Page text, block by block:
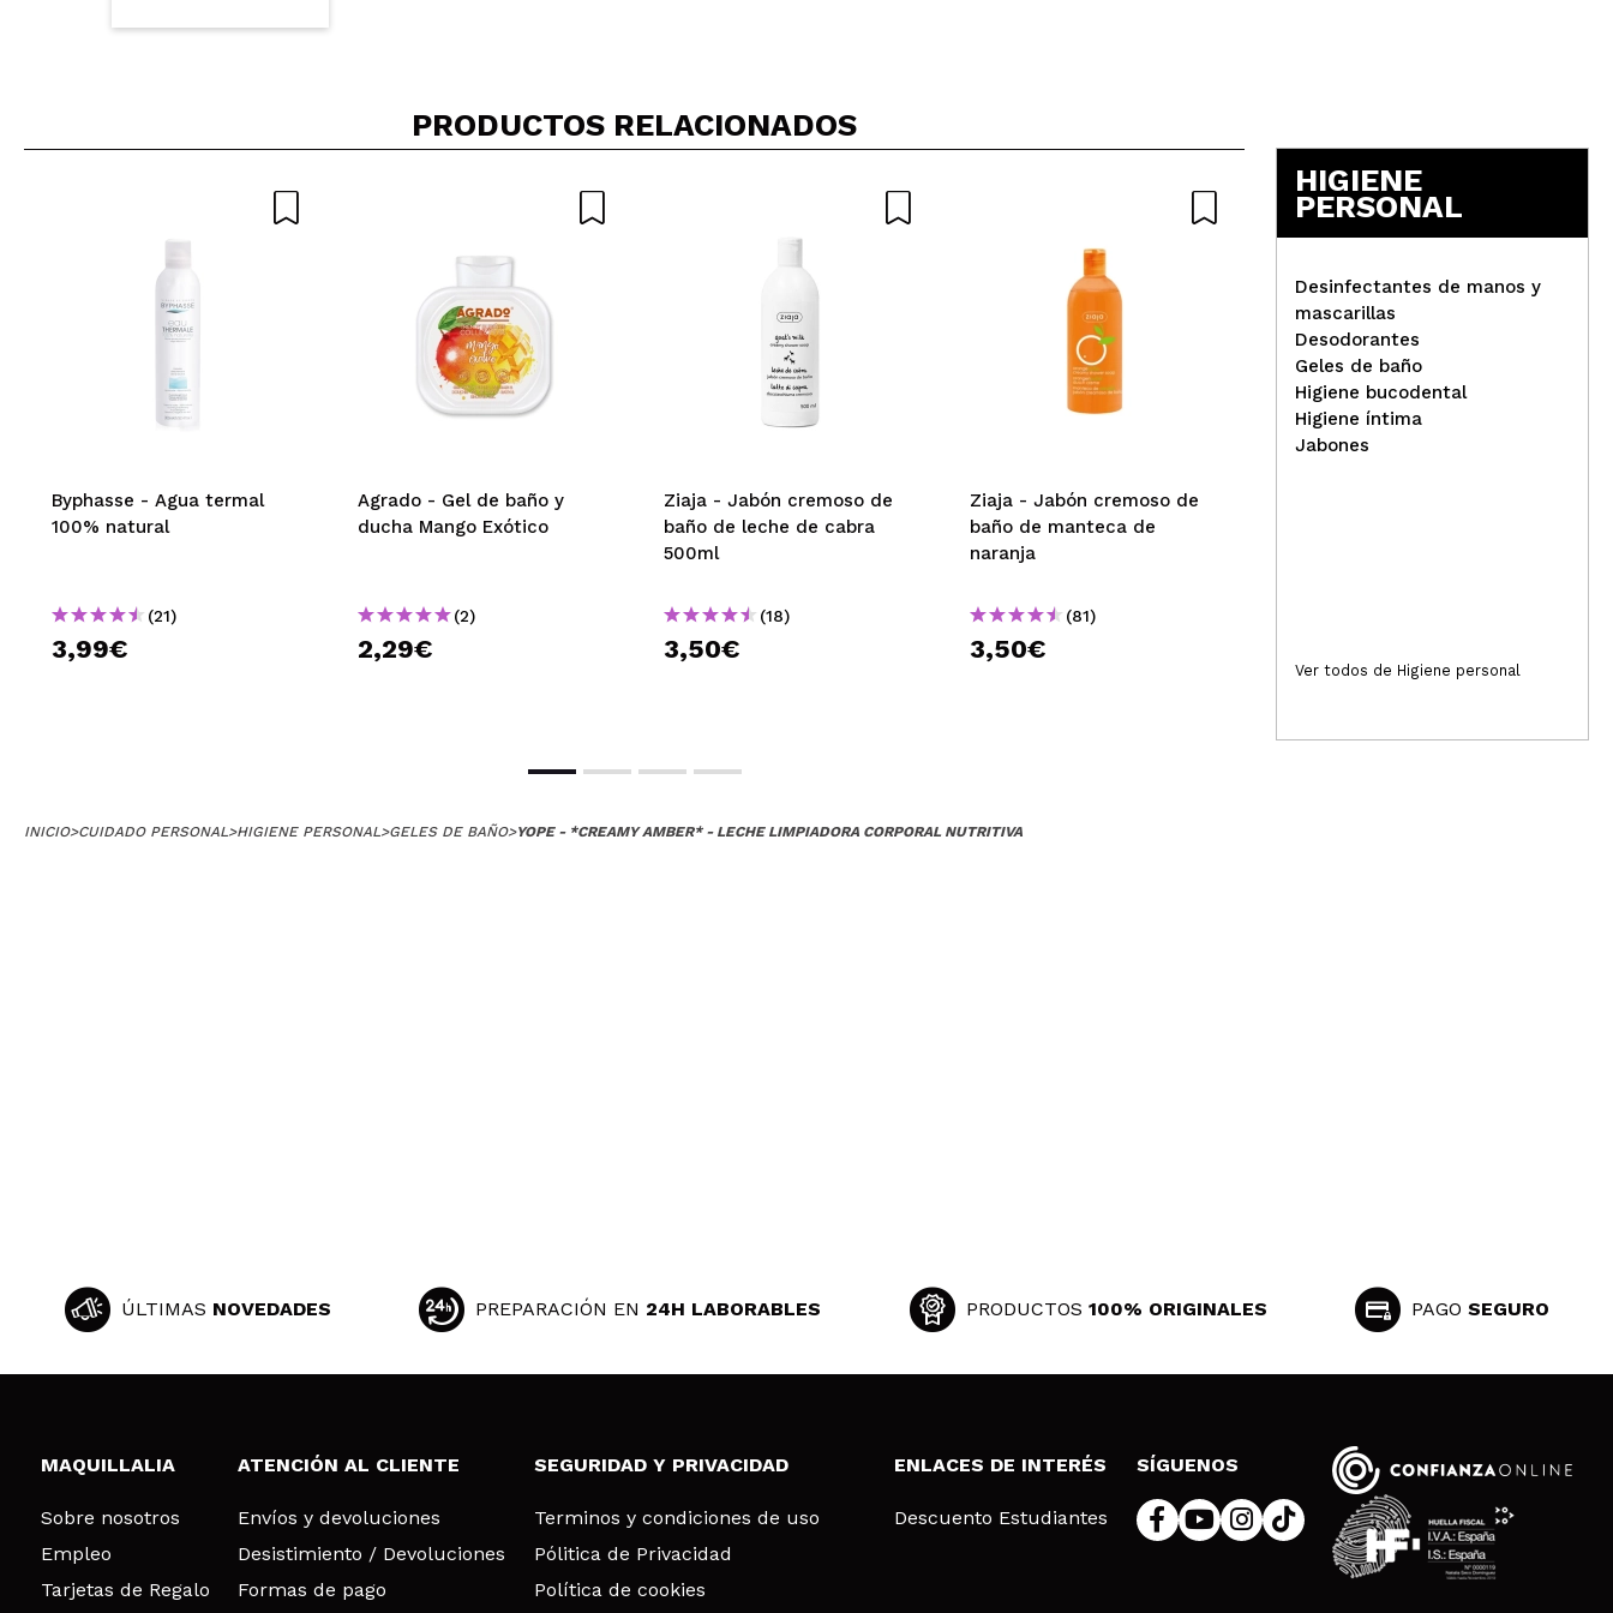
PRODUCTOS RELACIONADOS
Byphasse - Agua termal
100% natural
(21)
3,99€
Agrado - Gel de baño y
ducha Mango Exótico
(2)
2,29€
Ziaja - Jabón cremoso de
baño de leche de cabra
500ml
(18)
3,50€
Ziaja - Jabón cremoso de
baño de manteca de
naranja
(81)
3,50€
Byphasse - Gel de ducha
Caresse 1L - Coco
HIGIENE
PERSONAL
Desinfectantes de manos y
mascarillas
Desodorantes
Geles de baño
Higiene bucodental
Higiene íntima
Jabones
Ver todos de Higiene personal
INICIO>CUIDADO PERSONAL>HIGIENE PERSONAL>GELES DE BAÑO>YOPE - *CREAMY AMBER* - LECHE LIMPIADORA CORPORAL NUTRITIVA
ÚLTIMAS NOVEDADES PREPARACIÓN EN 24H LABORABLES PRODUCTOS 100% ORIGINALES PAGO SEGURO
MAQUILLALIA
Sobre nosotros
Empleo
Tarjetas de Regalo
ATENCIÓN AL CLIENTE
Envíos y devoluciones
Desistimiento / Devoluciones
Formas de pago
SEGURIDAD Y PRIVACIDAD
Terminos y condiciones de uso
Pólitica de Privacidad
Política de cookies
ENLACES DE INTERÉS
Descuento Estudiantes
SÍGUENOS